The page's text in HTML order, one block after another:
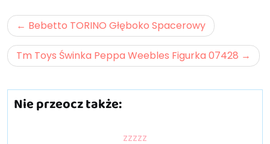
Nawigacja
wpisu
Bebetto TORINO Głęboko Spacerowy
Tm Toys Świnka Peppa Weebles Figurka 07428
Nie przeocz także:
zzzzz